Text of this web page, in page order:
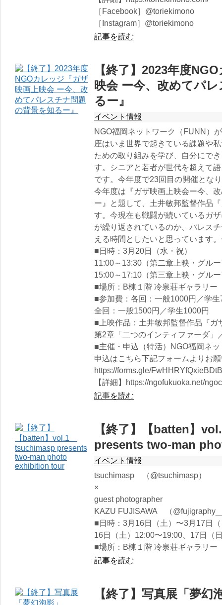
［Facebook］@toriekimono
［Instagram］@toriekimono
記事を読む
【終了】2023年度
映会 ー今、改めてパ
るー』
イベント情報
NGO福岡ネットワーク（FUNN）
座はいま世界で起きている課題や
ための取り組みを学び、自分にで
す。シニアと若者が世代を超えて
です。今年度で23回目の開催とな
今年度は『ガザ映画上映会ー今、
ー』と題して、土井敏邦監督作品
す。今現在も戦闘が続いているガ
が繰り返されているのか、パレス
える時間としたいと思っています
■日時：3月20日（水・祝）
11:00～13:30（第二章上映・グル
15:00～17:10（第三章上映・グル
■場所：B棟１階 冷泉荘ギャラリー
■参加費：各回：一般1000円／学生
全回：一般1500円／学生1000円
■上映作品：土井敏邦監督作品『ガ
第2章「二つのインティファーダ」
■主催・申込（特活）NGO福岡ネ
申込はこちら下記フォームよりお
https://forms.gle/
【詳細】https://ngofukuoka.net/
記事を読む
【終了】【batten】
presents two-man
イベント情報
tsuchimasp （@tsuchimasp）
×
guest photographer
KAZU FUJISAWA （
■日時：3月16日（土）〜3月17日
16日（土）12:00〜19:00、17日（
■場所：B棟１階 冷泉荘ギャラリー
記事を読む
【終了】写真展「夢幻